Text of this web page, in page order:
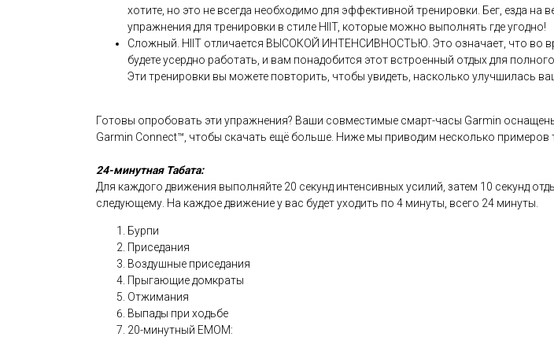
хотите, но это не всегда необходимо для эффективной тренировки. Бег, езда
упражнения для тренировки в стиле HIIT, которые можно выполнять где угодно!
Сложный. HIIT отличается ВЫСОКОЙ ИНТЕНСИВНОСТЬЮ. Это означает, что во
будете усердно работать, и вам понадобится этот встроенный отдых для
Эти тренировки вы можете повторить, чтобы увидеть, насколько улучшилась
Готовы опробовать эти упражнения? Ваши совместимые смарт-часы Garmin
Garmin Connect™, чтобы скачать ещё больше. Ниже мы приводим несколько примеров
24-минутная Табата:
Для каждого движения выполняйте 20 секунд интенсивных усилий, затем 10 секунд
следующему. На каждое движение у вас будет уходить по 4 минуты, всего 24 минуты.
Бурпи
Приседания
Воздушные приседания
Прыгающие домкраты
Отжимания
Выпады при ходьбе
20-минутный EMOM: